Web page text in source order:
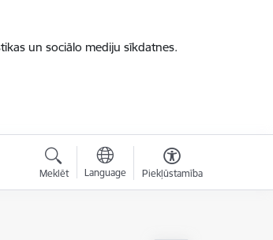
un sociālo mediju sīkdatnes.
Meklēt Language Piekļūstamība